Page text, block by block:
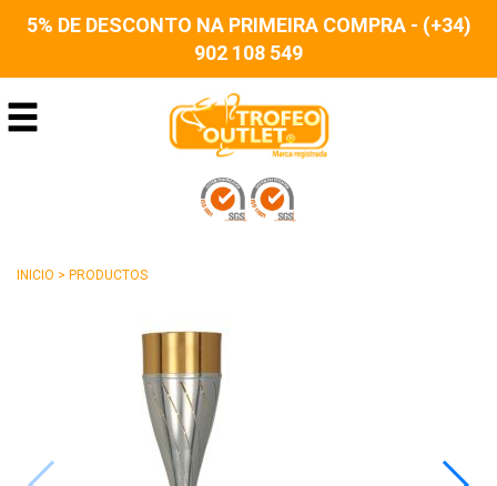
5% DE DESCONTO NA PRIMEIRA COMPRA - (+34)
902 108 549
INICIO > PRODUCTOS